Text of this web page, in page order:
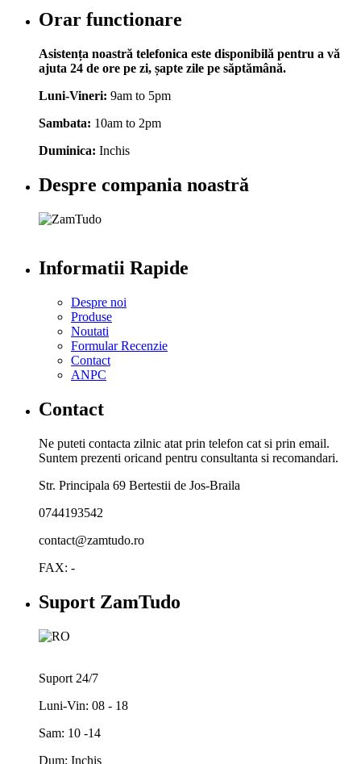
Orar functionare
Asistența noastră telefonica este disponibilă pentru a vă
ajuta 24 de ore pe zi, șapte zile pe săptămână.
Luni-Vineri: 9am to 5pm
Sambata: 10am to 2pm
Duminica: Inchis
Despre compania noastră
Informatii Rapide
Despre noi
Produse
Noutati
Formular Recenzie
Contact
ANPC
Contact
Ne puteti contacta zilnic atat prin telefon cat si prin email.
Suntem prezenti oricand pentru consultanta si recomandari.
Str. Principala 69 Bertestii de Jos-Braila
0744193542
contact@zamtudo.ro
FAX: -
Suport ZamTudo
Suport 24/7
Luni-Vin: 08 - 18
Sam: 10 -14
Dum: Inchis